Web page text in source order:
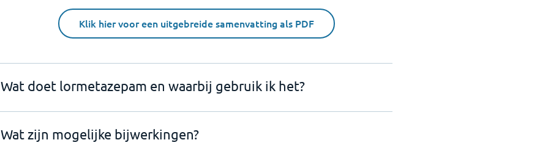
Klik hier voor een uitgebreide samenvatting als PDF
Wat doet lormetazepam en waarbij gebruik ik het?
Wat zijn mogelijke bijwerkingen?